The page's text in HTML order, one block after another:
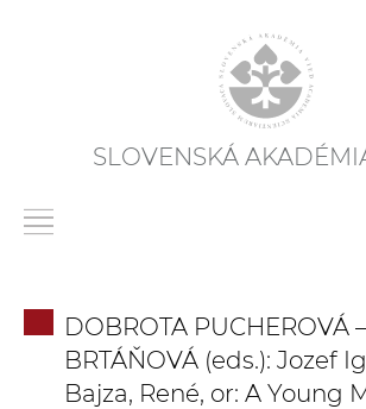
SLOVENSKÁ
DOBROTA PUCHEROVÁ
BRTÁŇOVÁ (eds.): Jozef
Bajza, René, or: A Young